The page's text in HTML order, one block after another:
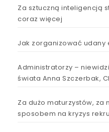
Za sztuczną inteligencją
coraz więcej
Jak zorganizować udany
Administratorzy –
świata Anna Szczerbak,
Za dużo maturzystów, za
sposobem na kryzys